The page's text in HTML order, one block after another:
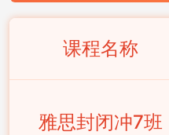
课程名称
雅思封闭冲7班